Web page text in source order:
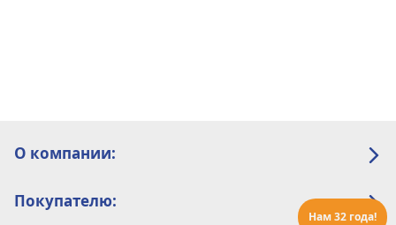
Нам 32 года!
О компании:
Покупателю: